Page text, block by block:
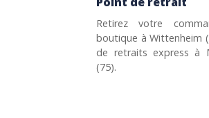
Retirez votre
boutique à Wittenheim
de retraits express à
(75).